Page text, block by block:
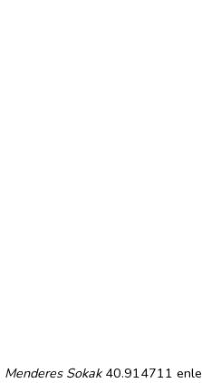
Menderes Sokak40.914711